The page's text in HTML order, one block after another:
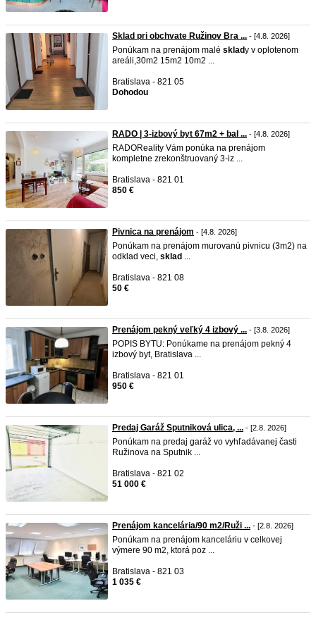
Sklad pri obchvate Ružinov Bra ... - [4.8. 2026]
Ponúkam na prenájom malé sklady v oplotenom
areáli,30m2 15m2 10m2 ...
Bratislava - 821 05
Dohodou
RADO | 3-izbový byt 67m2 + bal ... - [4.8. 2026]
RADOReality Vám ponúka na prenájom
kompletne zrekonštruovaný 3-iz ...
Bratislava - 821 01
850 €
Pivnica na prenájom - [4.8. 2026]
Ponúkam na prenájom murovanú pivnicu (3m2) na
odklad veci, sklad ...
Bratislava - 821 08
50 €
Prenájom pekný veľký 4 izbový ... - [3.8. 2026]
POPIS BYTU: Ponúkame na prenájom pekný 4
izbový byt, Bratislava ...
Bratislava - 821 01
950 €
Predaj Garáž Sputniková ulica, ... - [2.8. 2026]
Ponúkam na predaj garáž vo vyhľadávanej časti
Ružinova na Sputnik ...
Bratislava - 821 02
51 000 €
Prenájom kancelária/90 m2/Ruži ... - [2.8. 2026]
Ponúkam na prenájom kanceláriu v celkovej
výmere 90 m2, ktorá poz ...
Bratislava - 821 03
1 035 €